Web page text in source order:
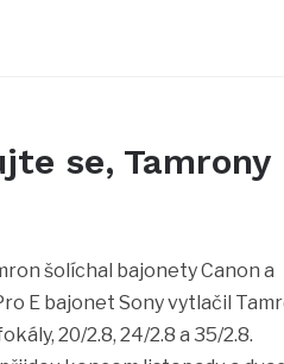
se, Tamrony
šolíchal bajonety Canon a
E bajonet Sony vytlačil
20/2.8, 24/2.8 a 35/2.8.